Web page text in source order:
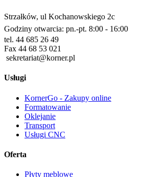
Strzałków, ul Kochanowskiego 2c
Godziny otwarcia: pn.-pt. 8:00 - 16:00
tel. 44 685 26 49
Fax 44 68 53 021
sekretariat@korner.pl
Usługi
KornerGo - Zakupy online
Formatowanie
Oklejanie
Transport
Usługi CNC
Oferta
Płyty meblowe